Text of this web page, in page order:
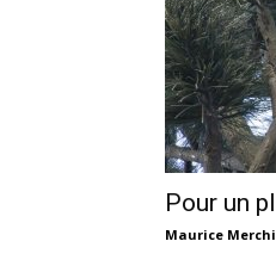
Pour un
Maurice